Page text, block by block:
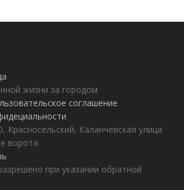
жизни за городом
соглашение
Красносельский, Каланчевская улица
ворота
при указании обратной